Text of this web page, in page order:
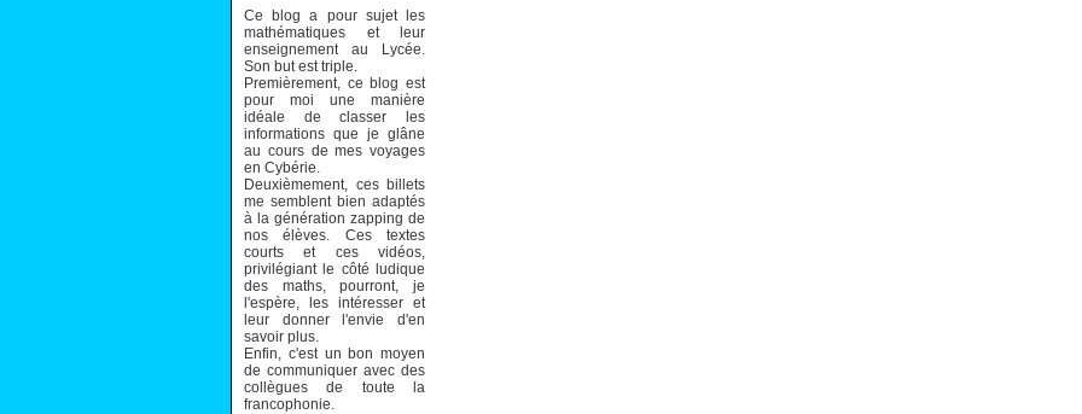
Ce blog a pour sujet les
mathématiques et leur
enseignement au Lycée.
Son but est triple.
Premièrement, ce blog est
pour moi une manière
idéale de classer les
informations que je glâne
au cours de mes voyages
en Cybérie.
Deuxièmement, ces billets
me semblent bien adaptés
à la génération zapping de
nos élèves. Ces textes
courts et ces vidéos,
privilégiant le côté ludique
des maths, pourront, je
l'espère, les intéresser et
leur donner l'envie d'en
savoir plus.
Enfin, c'est un bon moyen
de communiquer avec des
collègues de toute la
francophonie.